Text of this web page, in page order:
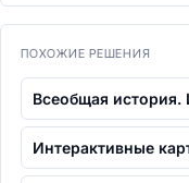
ПОХОЖИЕ РЕШЕНИЯ